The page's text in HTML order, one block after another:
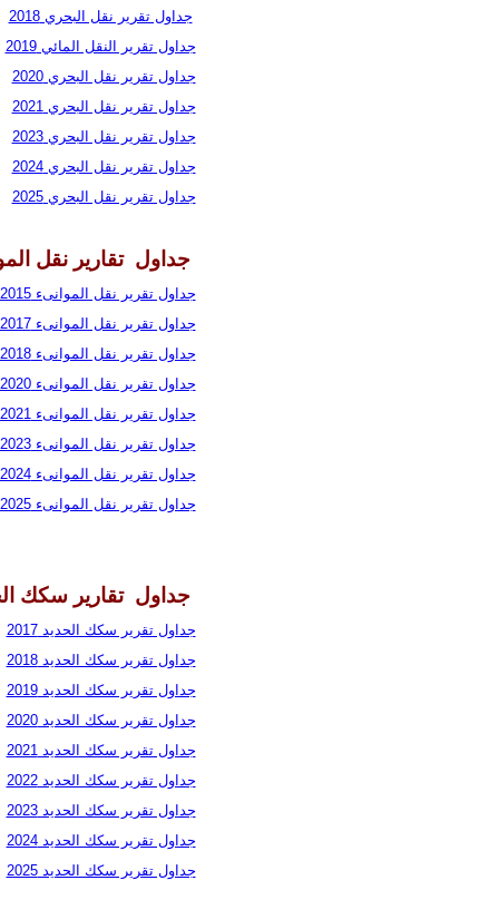
جداول تقرير نقل البحري 2018
جداول تقرير النقل المائي 2019
جداول تقرير نقل البحري2020
جداول تقرير نقل البحري 2021
جداول تقرير نقل البحري 2023
جداول تقرير نقل البحري 2024
جداول تقرير نقل البحري 2025
جداول تقارير نقل
جداول تقرير نقل الموانىء 2015
جداول تقرير نقل الموانىء 2017
جداول تقرير نقل الموانىء 2018
جداول تقرير نقل الموانىء 2020
جداول تقرير نقل الموانىء 2021
جداول تقرير نقل الموانىء 2023
جداول تقرير نقل الموانىء 2024
جداول تقرير نقل الموانىء 2025
جداول تقارير سكك
جداول تقرير سكك الحديد 2017
جداول تقرير سكك الحديد 2018
جداول تقرير سكك الحديد 2019
جداول تقرير سكك الحديد 2020
جداول تقرير سكك الحديد 2021
جداول تقرير سكك الحديد 2022
جداول تقرير سكك الحديد 2023
جداول تقرير سكك الحديد 2024
جداول تقرير سكك الحديد 2025